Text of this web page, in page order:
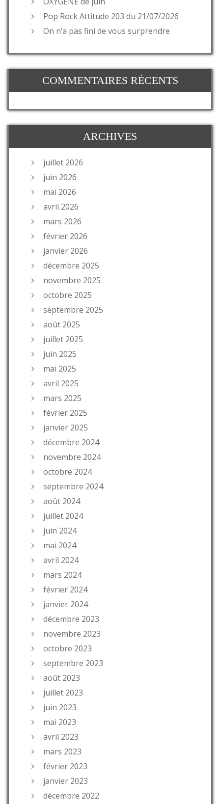
Pop Rock Attitude 203 du 21/07/2026
On n’a pas fini de vous surprendre
COMMENTAIRES RÉCENTS
ARCHIVES
juillet 2026
juin 2026
mai 2026
avril 2026
mars 2026
février 2026
janvier 2026
décembre 2025
novembre 2025
octobre 2025
septembre 2025
août 2025
juillet 2025
juin 2025
mai 2025
avril 2025
mars 2025
février 2025
janvier 2025
décembre 2024
novembre 2024
octobre 2024
septembre 2024
août 2024
juillet 2024
juin 2024
mai 2024
avril 2024
mars 2024
février 2024
janvier 2024
décembre 2023
novembre 2023
octobre 2023
septembre 2023
août 2023
juillet 2023
juin 2023
mai 2023
avril 2023
mars 2023
février 2023
janvier 2023
décembre 2022